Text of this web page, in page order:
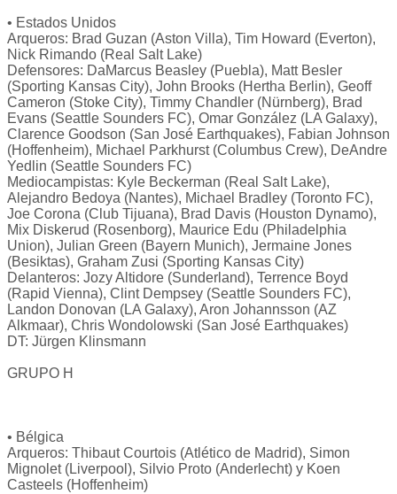
• Estados Unidos
Arqueros: Brad Guzan (Aston Villa), Tim Howard (Everton),
Nick Rimando (Real Salt Lake)
Defensores: DaMarcus Beasley (Puebla), Matt Besler
(Sporting Kansas City), John Brooks (Hertha Berlin), Geoff
Cameron (Stoke City), Timmy Chandler (Nürnberg), Brad
Evans (Seattle Sounders FC), Omar González (LA Galaxy),
Clarence Goodson (San José Earthquakes), Fabian Johnson
(Hoffenheim), Michael Parkhurst (Columbus Crew), DeAndre
Yedlin (Seattle Sounders FC)
Mediocampistas: Kyle Beckerman (Real Salt Lake),
Alejandro Bedoya (Nantes), Michael Bradley (Toronto FC),
Joe Corona (Club Tijuana), Brad Davis (Houston Dynamo),
Mix Diskerud (Rosenborg), Maurice Edu (Philadelphia
Union), Julian Green (Bayern Munich), Jermaine Jones
(Besiktas), Graham Zusi (Sporting Kansas City)
Delanteros: Jozy Altidore (Sunderland), Terrence Boyd
(Rapid Vienna), Clint Dempsey (Seattle Sounders FC),
Landon Donovan (LA Galaxy), Aron Johannsson (AZ
Alkmaar), Chris Wondolowski (San José Earthquakes)
DT: Jürgen Klinsmann
GRUPO H
• Bélgica
Arqueros: Thibaut Courtois (Atlético de Madrid), Simon
Mignolet (Liverpool), Silvio Proto (Anderlecht) y Koen
Casteels (Hoffenheim)